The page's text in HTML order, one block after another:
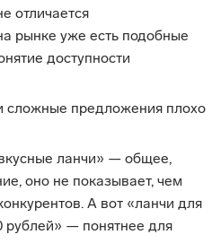
отличается
рынке уже есть подобные
доступности
сложные предложения плохо
ланчи» — общее,
оно не показывает, чем
А вот «ланчи для
рублей» — понятнее для